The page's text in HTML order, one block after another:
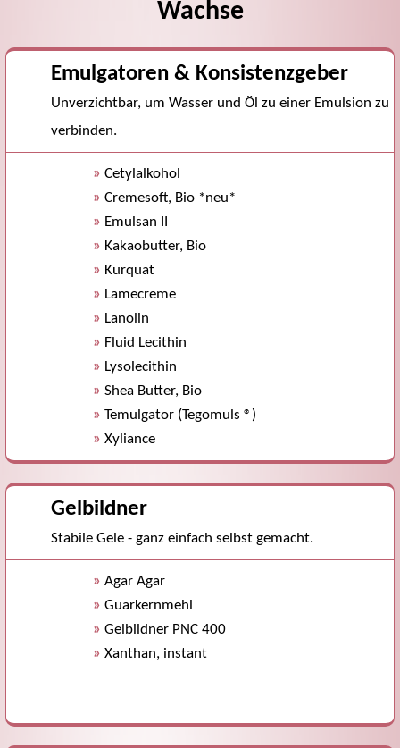
Wachse
Emulgatoren & Konsistenzgeber
Unverzichtbar, um Wasser und Öl zu einer Emulsion zu
verbinden.
» Cetylalkohol
» Cremesoft, Bio *neu*
» Emulsan II
» Kakaobutter, Bio
» Kurquat
» Lamecreme
» Lanolin
» Fluid Lecithin
» Lysolecithin
» Shea Butter, Bio
» Temulgator (Tegomuls ®)
» Xyliance
Gelbildner
Stabile Gele - ganz einfach selbst gemacht.
» Agar Agar
» Guarkernmehl
» Gelbildner PNC 400
» Xanthan, instant